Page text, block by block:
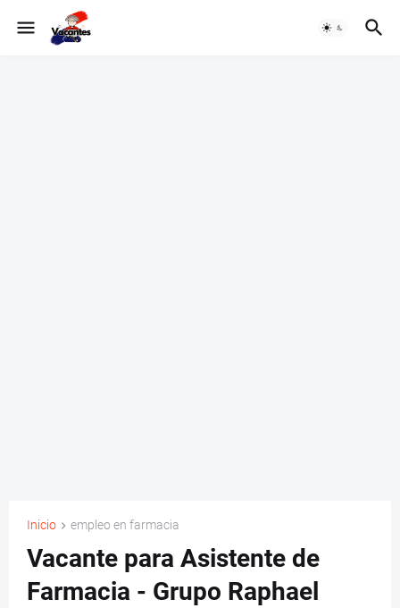
Inicio empleo en farmacia
Vacante para Asistente de
Farmacia - Grupo Raphael